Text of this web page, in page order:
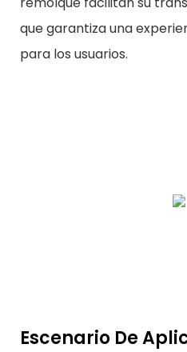
que garantiza una
para los usuarios.
Escenario De